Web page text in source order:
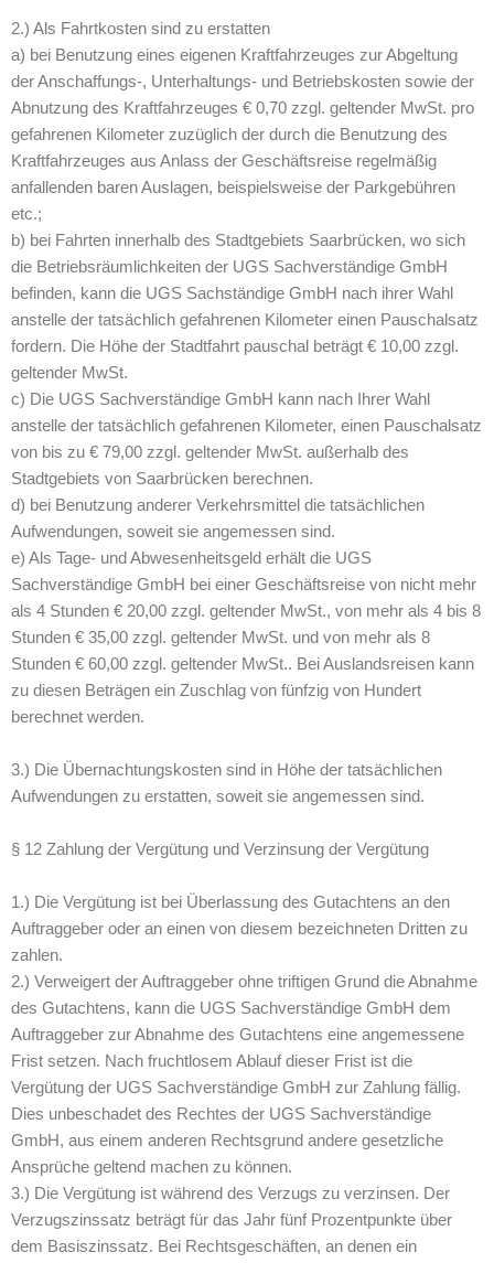
2.) Als Fahrtkosten sind zu erstatten
a) bei Benutzung eines eigenen Kraftfahrzeuges zur Abgeltung
der Anschaffungs-, Unterhaltungs- und Betriebskosten sowie der
Abnutzung des Kraftfahrzeuges € 0,70 zzgl. geltender MwSt. pro
gefahrenen Kilometer zuzüglich der durch die Benutzung des
Kraftfahrzeuges aus Anlass der Geschäftsreise regelmäßig
anfallenden baren Auslagen, beispielsweise der Parkgebühren
etc.;
b) bei Fahrten innerhalb des Stadtgebiets Saarbrücken, wo sich
die Betriebsräumlichkeiten der UGS Sachverständige GmbH
befinden, kann die UGS Sachständige GmbH nach ihrer Wahl
anstelle der tatsächlich gefahrenen Kilometer einen Pauschalsatz
fordern. Die Höhe der Stadtfahrt pauschal beträgt € 10,00 zzgl.
geltender MwSt.
c) Die UGS Sachverständige GmbH kann nach Ihrer Wahl
anstelle der tatsächlich gefahrenen Kilometer, einen Pauschalsatz
von bis zu € 79,00 zzgl. geltender MwSt. außerhalb des
Stadtgebiets von Saarbrücken berechnen.
d) bei Benutzung anderer Verkehrsmittel die tatsächlichen
Aufwendungen, soweit sie angemessen sind.
e) Als Tage- und Abwesenheitsgeld erhält die UGS
Sachverständige GmbH bei einer Geschäftsreise von nicht mehr
als 4 Stunden € 20,00 zzgl. geltender MwSt., von mehr als 4 bis 8
Stunden € 35,00 zzgl. geltender MwSt. und von mehr als 8
Stunden € 60,00 zzgl. geltender MwSt.. Bei Auslandsreisen kann
zu diesen Beträgen ein Zuschlag von fünfzig von Hundert
berechnet werden.
3.) Die Übernachtungskosten sind in Höhe der tatsächlichen
Aufwendungen zu erstatten, soweit sie angemessen sind.
§ 12 Zahlung der Vergütung und Verzinsung der Vergütung
1.) Die Vergütung ist bei Überlassung des Gutachtens an den
Auftraggeber oder an einen von diesem bezeichneten Dritten zu
zahlen.
2.) Verweigert der Auftraggeber ohne triftigen Grund die Abnahme
des Gutachtens, kann die UGS Sachverständige GmbH dem
Auftraggeber zur Abnahme des Gutachtens eine angemessene
Frist setzen. Nach fruchtlosem Ablauf dieser Frist ist die
Vergütung der UGS Sachverständige GmbH zur Zahlung fällig.
Dies unbeschadet des Rechtes der UGS Sachverständige
GmbH, aus einem anderen Rechtsgrund andere gesetzliche
Ansprüche geltend machen zu können.
3.) Die Vergütung ist während des Verzugs zu verzinsen. Der
Verzugszinssatz beträgt für das Jahr fünf Prozentpunkte über
dem Basiszinssatz. Bei Rechtsgeschäften, an denen ein